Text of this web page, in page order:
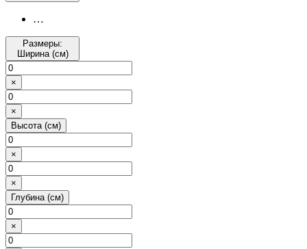
…
Размеры:
Ширина (см)
×
×
Высота (см)
×
×
Глубина (см)
×